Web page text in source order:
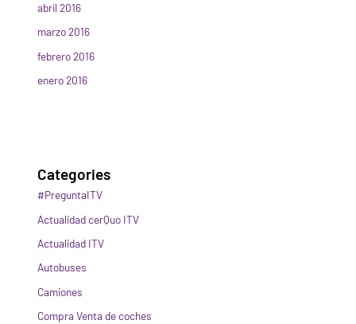
abril 2016
marzo 2016
febrero 2016
enero 2016
Categories
#PreguntaITV
Actualidad cerQuo ITV
Actualidad ITV
Autobuses
Camiones
Compra Venta de coches